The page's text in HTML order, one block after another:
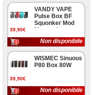
39,90€
VANDY VAPE
Pulse Box BF
Squonker Mod
Meccanica
Non disponibile
39,90€
WISMEC Sinuous
P80 Box 80W
Non disponibile